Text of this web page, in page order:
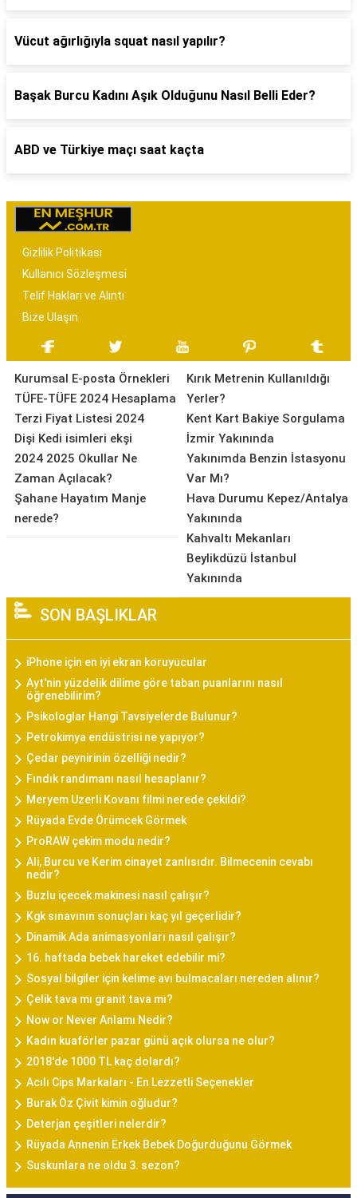
Vücut ağırlığıyla squat nasıl yapılır?
Başak Burcu Kadını Aşık Olduğunu Nasıl Belli Eder?
ABD ve Türkiye maçı saat kaçta
Gizlilik Politikası
Kullanıcı Sözleşmesi
Telif Hakları ve Alıntı
Bize Ulaşın
Kurumsal E-posta Örnekleri
TÜFE-TÜFE 2024 Hesaplama
Terzi Fiyat Listesi 2024
Dişi Kedi isimleri ekşi
2024 2025 Okullar Ne
Zaman Açılacak?
Şahane Hayatım Manje
nerede?
Kırık Metrenin Kullanıldığı
Yerler?
Kent Kart Bakiye Sorgulama
İzmir Yakınında
Yakınımda Benzin İstasyonu
Var Mı?
Hava Durumu Kepez/Antalya
Yakınında
Kahvaltı Mekanları
Beylikdüzü İstanbul
Yakınında
SON BAŞLIKLAR
iPhone için en iyi ekran koruyucular
Ayt'nin yüzdelik dilime göre taban puanlarını nasıl
öğrenebilirim?
Psikologlar Hangi Tavsiyelerde Bulunur?
Petrokimya endüstrisi ne yapıyor?
Çedar peynirinin özelliği nedir?
Fındık randımanı nasıl hesaplanır?
Meryem Uzerli Kovanı filmi nerede çekildi?
Rüyada Evde Örümcek Görmek
ProRAW çekim modu nedir?
Ali, Burcu ve Kerim cinayet zanlısıdır. Bilmecenin cevabı
nedir?
Buzlu içecek makinesi nasıl çalışır?
Kgk sınavının sonuçları kaç yıl geçerlidir?
Dinamik Ada animasyonları nasıl çalışır?
16. haftada bebek hareket edebilir mi?
Sosyal bilgiler için kelime avı bulmacaları nereden alınır?
Çelik tava mı granit tava mı?
Now or Never Anlamı Nedir?
Kadın kuaförler pazar günü açık olursa ne olur?
2018'de 1000 TL kaç dolardı?
Acılı Cips Markaları - En Lezzetli Seçenekler
Burak Öz Çivit kimin oğludur?
Deterjan çeşitleri nelerdir?
Rüyada Annenin Erkek Bebek Doğurduğunu Görmek
Suskunlara ne oldu 3. sezon?